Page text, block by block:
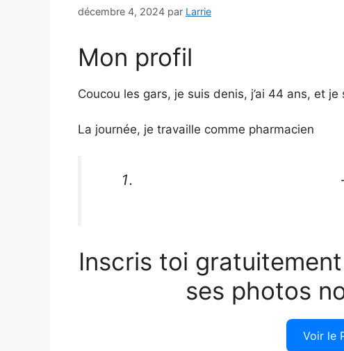
décembre 4, 2024 par Larrie
Mon profil
Coucou les gars, je suis denis, j’ai 44 ans, et
La journée, je travaille comme pharmacien
Inscris toi
ses photos
Voir le